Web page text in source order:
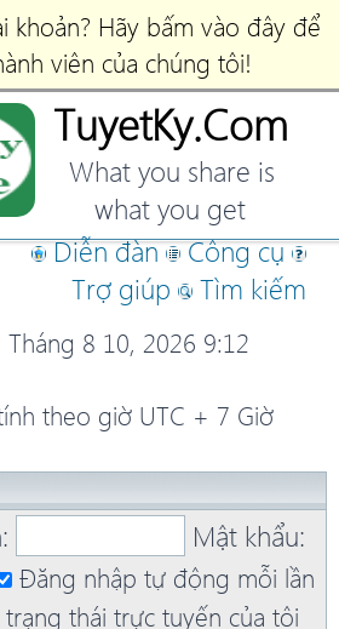
khoản? Hãy bấm vào đây để
viên của chúng tôi!
TuyetKy.Com
What you share is
what you get
Diễn đàn
Công cụ
Trợ giúp
Tìm kiếm
8 10, 2026 9:12
theo giờ UTC + 7 Giờ
Mật khẩu:
Đăng nhập tự động mỗi lần
thái trực tuyến của tôi